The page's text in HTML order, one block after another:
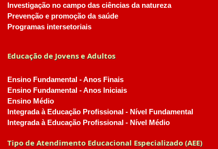
Investigação no campo das ciências da natureza
Prevenção e promoção da saúde
Programas intersetoriais
Educação de Jovens e Adultos
Ensino Fundamental - Anos Finais
Ensino Fundamental - Anos Iniciais
Ensino Médio
Integrada à Educação Profissional - Nível Fundamental
Integrada à Educação Profissional - Nível Médio
Tipo de Atendimento Educacional Especializado (AEE)